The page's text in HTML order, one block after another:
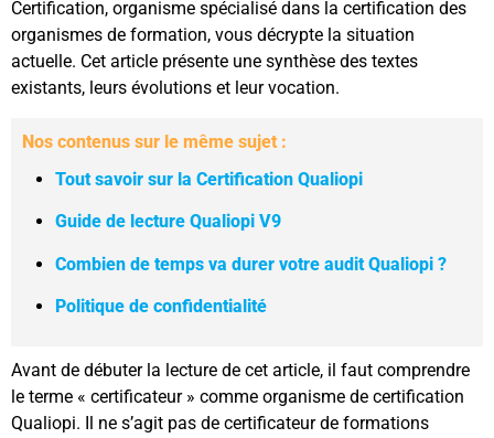
Certification, organisme spécialisé dans la certification des
organismes de formation, vous décrypte la situation
actuelle. Cet article présente une synthèse des textes
existants, leurs évolutions et leur vocation.
Nos contenus sur le même sujet :
Tout savoir sur la Certification Qualiopi
Guide de lecture Qualiopi V9
Combien de temps va durer votre audit Qualiopi ?
Politique de confidentialité
Avant de débuter la lecture de cet article, il faut comprendre
le terme « certificateur » comme organisme de certification
Qualiopi. Il ne s’agit pas de certificateur de formations